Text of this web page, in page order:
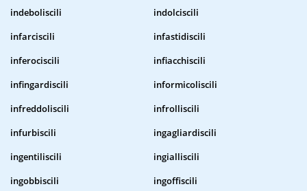
indeboliscili
indolciscili
infarciscili
infastidiscili
inferociscili
infiacchiscili
infingardiscili
informicoliscili
infreddoliscili
infrolliscili
infurbiscili
ingagliardiscili
ingentiliscili
ingialliscili
ingobbiscili
ingoffiscili